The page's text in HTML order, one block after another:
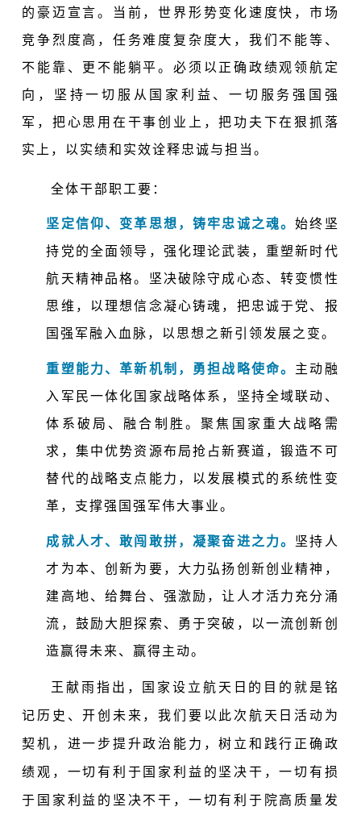
的豪迈宣言。当前，世界形势变化速度快，市场
竞争烈度高，任务难度复杂度大，我们不能等、
不能靠、更不能躺平。必须以正确政绩观领航定
向，坚持一切服从国家利益、一切服务强国强
军，把心思用在干事创业上，把功夫下在狠抓落
实上，以实绩和实效诠释忠诚与担当。
全体干部职工要：
坚定信仰、变革思想，铸牢忠诚之魂。始终坚
持党的全面领导，强化理论武装，重塑新时代
航天精神品格。坚决破除守成心态、转变惯性
思维，以理想信念凝心铸魂，把忠诚于党、报
国强军融入血脉，以思想之新引领发展之变。
重塑能力、革新机制，勇担战略使命。 主动融
入军民一体化国家战略体系，坚持全域联动、
体系破局、融合制胜。聚焦国家重大战略需
求，集中优势资源布局抢占新赛道，锻造不可
替代的战略支点能力，以发展模式的系统性变
革，支撑强国强军伟大事业。
成就人才、敢闯敢拼，凝聚奋进之力。 坚持人
才为本、创新为要，大力弘扬创新创业精神，
建高地、给舞台、强激励，让人才活力充分涌
流，鼓励大胆探索、勇于突破，以一流创新创
造赢得未来、赢得主动。
王献雨指出，国家设立航天日的目的就是铭
记历史、开创未来，我们要以此次航天日活动为
契机，进一步提升政治能力，树立和践行正确政
绩观，一切有利于国家利益的坚决干，一切有损
于国家利益的坚决不干，一切有利于院高质量发